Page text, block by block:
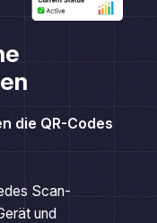
und
Manager